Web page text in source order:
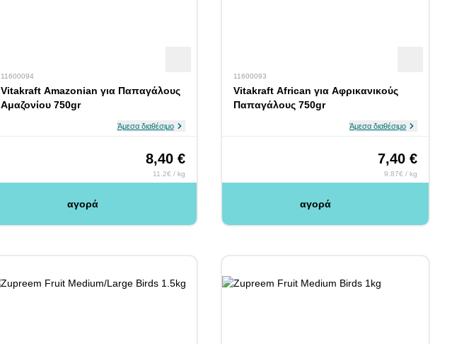
11600094
Vitakraft Amazonian για Παπαγάλους
Αμαζονίου 750gr
Άμεσα διαθέσιμο
8,40 €
11.2€ / kg
αγορά
11600093
Vitakraft African για Αφρικανικούς
Παπαγάλους 750gr
Άμεσα διαθέσιμο
7,40 €
9.87€ / kg
αγορά